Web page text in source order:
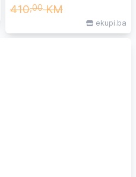
410,00KM
ekupi.ba